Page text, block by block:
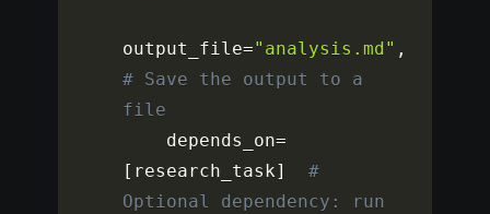
output_file="analysis.md" ,
# Save the output to a
file
    depends_on
=
[ research_task]
#
Optional dependency: run